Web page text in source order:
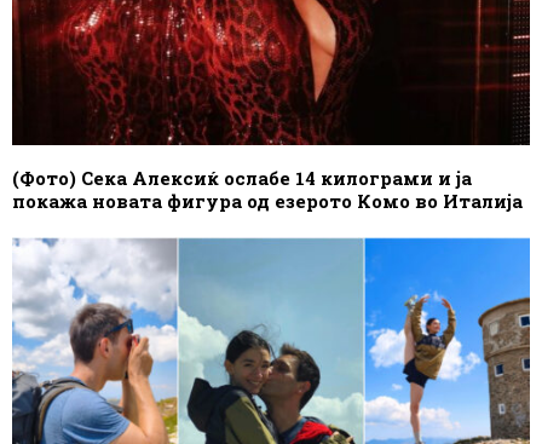
(Фото) Сека Алексиќ ослабе 14 килограми и ја
покажа новата фигура од езерото Комо во Италија